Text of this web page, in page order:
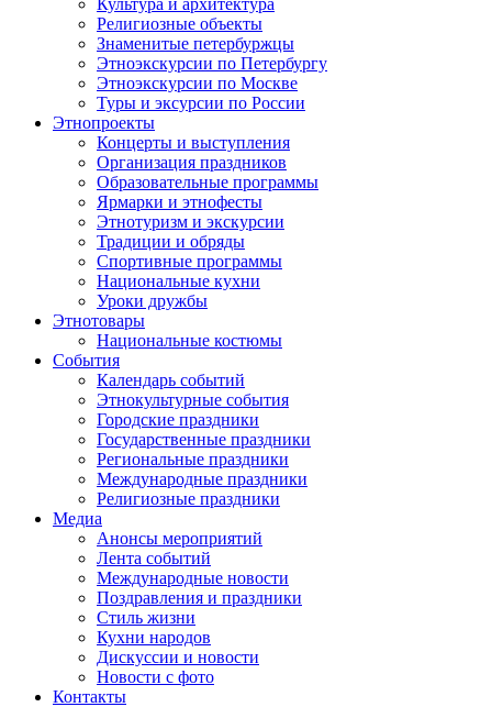
Культура и архитектура
Религиозные объекты
Знаменитые петербуржцы
Этноэкскурсии по Петербургу
Этноэкскурсии по Москве
Туры и эксурсии по России
Этнопроекты
Концерты и выступления
Организация праздников
Образовательные программы
Ярмарки и этнофесты
Этнотуризм и экскурсии
Традиции и обряды
Спортивные программы
Национальные кухни
Уроки дружбы
Этнотовары
Национальные костюмы
События
Календарь событий
Этнокультурные события
Городские праздники
Государственные праздники
Региональные праздники
Международные праздники
Религиозные праздники
Медиа
Анонсы мероприятий
Лента событий
Международные новости
Поздравления и праздники
Cтиль жизни
Кухни народов
Дискуссии и новости
Новости с фото
Контакты